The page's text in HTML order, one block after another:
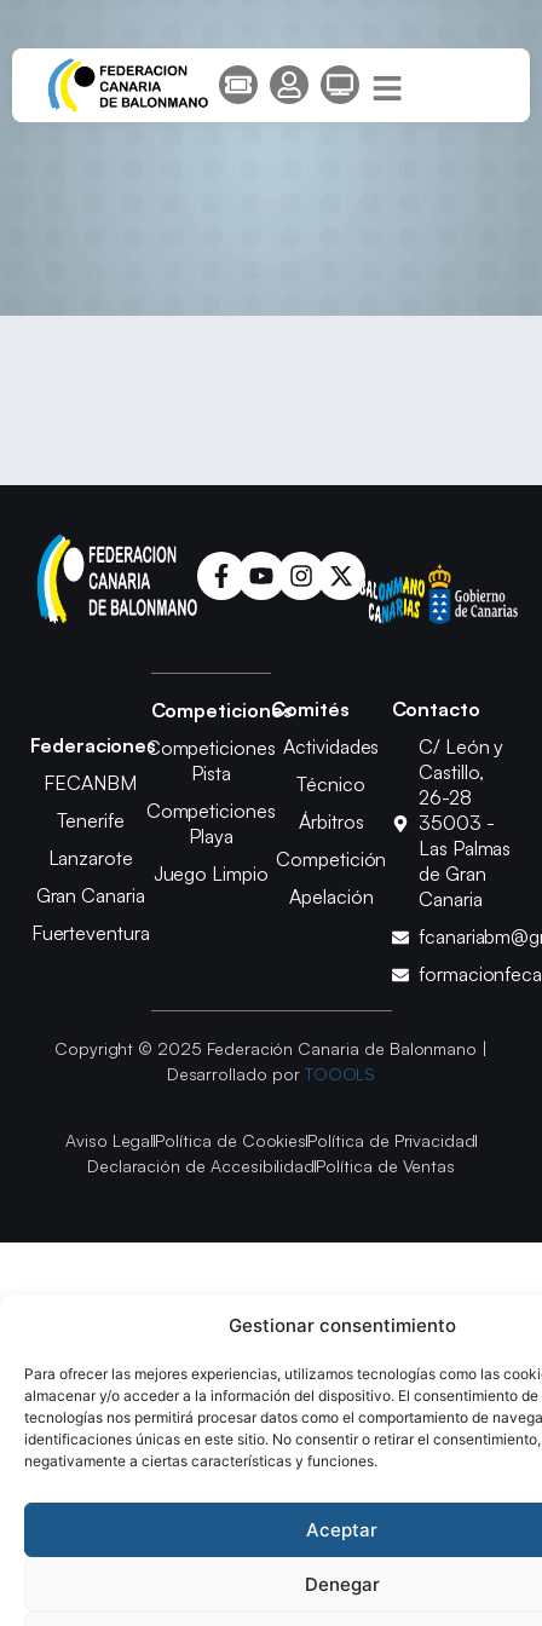
Gestionar consentimiento
Para ofrecer las mejores experiencias, utilizamos tecnologías como las
almacenar y/o acceder a la información del dispositivo. El consentimiento de
tecnologías nos permitirá procesar datos como el comportamiento de
identificaciones únicas en este sitio. No consentir o retirar el
negativamente a ciertas características y funciones.
Aceptar
Denegar
Federaciones
FECANBM
Tenerife
Lanzarote
Gran Canaria
Fuerteventura
Competiciones
Competiciones
Pista
Competiciones
Playa
Juego Limpio
Comités
Actividades
Técnico
Árbitros
Competición
Apelación
Contacto
C/ León y
Castillo,
26-28
35003 -
Las Palmas
de Gran
Canaria
Copyright © 2025 Federación Canaria de Balonmano |
Desarrollado por TOOOLS
Aviso LegalPolítica de CookiesPolítica de Privacidad
Declaración de AccesibilidadPolítica de Ventas